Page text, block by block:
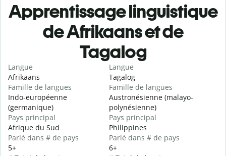
Apprentissage linguistique
de Afrikaans et de
Tagalog
Langue
Afrikaans
Famille de langues
Indo-européenne
(germanique)
Pays principal
Afrique du Sud
Parlé dans # de pays
5+
Langue
Tagalog
Famille de langues
Austronésienne (malayo-
polynésienne)
Pays principal
Philippines
Parlé dans # de pays
6+